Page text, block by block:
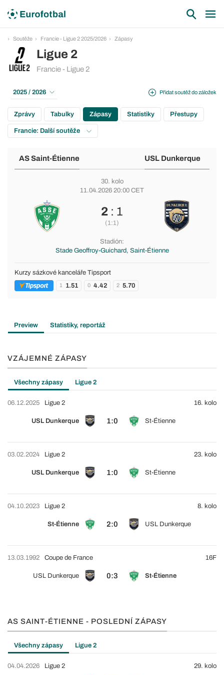
Soutěže Francie - Ligue 2 2025/2026 Zápasy
Ligue 2
Francie - Ligue 2
Přidat soutěž do záložek
2025 / 2026
Zprávy Tabulky Zápasy Statistiky Přestupy
Francie: Další soutěže
AS Saint-Étienne USL Dunkerque
30. kolo
11.04.2026 20:00 CET
2: 1
(1:1)
Stadión:
Stade Geoffroy-Guichard, Saint-Étienne
Kurzy sázkové kanceláře Tipsport
1 1.51 0 4.42 2 5.70
Preview Statistiky, reportáž
VZÁJEMNÉ ZÁPASY
Všechny zápasy Ligue 2
06.12.2025
USL Dunkerque 1:0 St-Étienne
Ligue 2 16. kolo
03.02.2024
USL Dunkerque 1:0 St-Étienne
Ligue 2 23. kolo
04.10.2023
St-Étienne 2:0 USL Dunkerque
Ligue 2 8. kolo
13.03.1992
USL Dunkerque 0:3 St-Étienne
Coupe de France 16F
AS SAINT-ÉTIENNE - POSLEDNÍ ZÁPASY
Všechny zápasy Ligue 2
04.04.2026 Ligue 2 29. kolo